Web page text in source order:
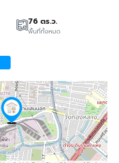
76 ตร.ว.
พื้นที่ทั้งหมด